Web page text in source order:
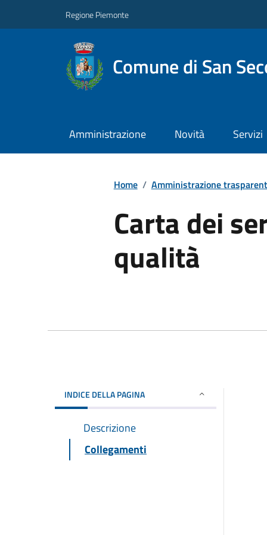
Regione Piemonte
Comune di San
Amministrazione Novità Servizi
Home / Amministrazione
Carta dei
qualità
INDICE DELLA PAGINA
Descrizione
Collegamenti